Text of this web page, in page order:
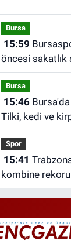
Bursa
15:59
öncesi sakatlık
Bursa
15:46Bursa'da ilginç buluşma:
Tilki, kedi ve
görüntülendi
Spor
15:41
kombine rekoru